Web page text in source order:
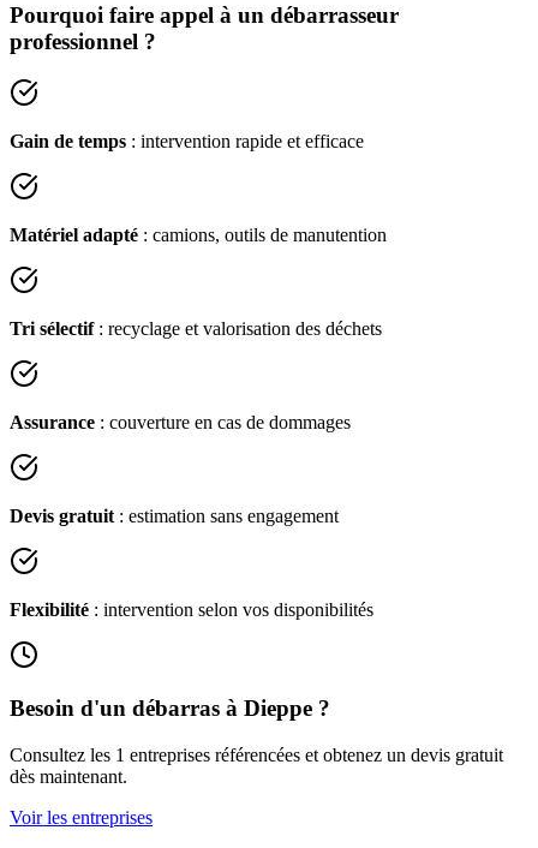
Pourquoi faire appel à un débarrasseur
professionnel ?
Gain de temps : intervention rapide et efficace
Matériel adapté : camions, outils de manutention
Tri sélectif: recyclage et valorisation des déchets
Assurance : couverture en cas de dommages
Devis gratuit : estimation sans engagement
Flexibilité : intervention selon vos disponibilités
Besoin d'un débarras à Dieppe ?
Consultez les 1 entreprises référencées et obtenez un devis gratuit
dès maintenant.
Voir les entreprises